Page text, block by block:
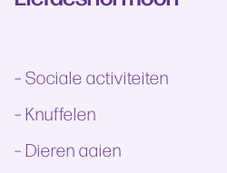
– Sociale activiteiten
– Knuffelen
– Dieren aaien